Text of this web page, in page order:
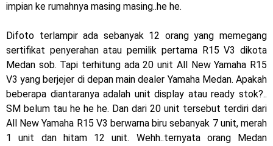
Dukung MotoGP Mandalika 2024, AHM serahkan 10 unit
motor listrik EM1 e
Yamaha Indonesia resmi luncurkan Nmax 155 Turbo
Sudah pakai winglet Karbon, Yamaha resmi merilis YZF-R1
dan YZF-R1M model 2025 !
impian ke rumahnya masing masing..he he.
Difoto terlampir ada sebanyak 12 orang yang memegang
sertifikat penyerahan atau pemilik pertama R15 V3 dikota
Medan sob. Tapi terhitung ada 20 unit All New Yamaha R15
V3 yang berjejer di depan main dealer Yamaha Medan. Apakah
beberapa diantaranya adalah unit display atau ready stok?..
SM belum tau he he he. Dan dari 20 unit tersebut terdiri dari
All New Yamaha R15 V3 berwarna biru sebanyak 7 unit, merah
1 unit dan hitam 12 unit. Wehh..ternyata orang Medan